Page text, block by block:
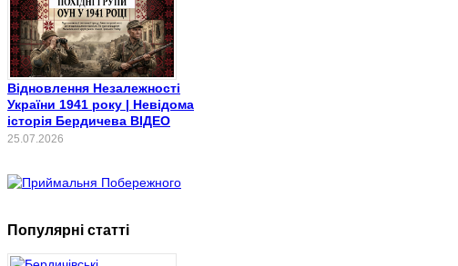
Відновлення Незалежності
України 1941 року | Невідома
історія Бердичева ВІДЕО
25.07.2026
Популярні статті